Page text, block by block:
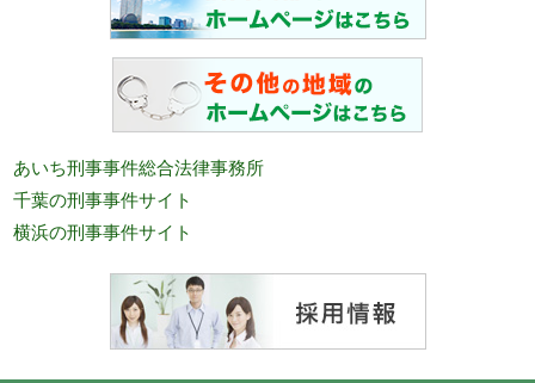
あいち刑事事件総合法律事務所
千葉の刑事事件サイト
横浜の刑事事件サイト